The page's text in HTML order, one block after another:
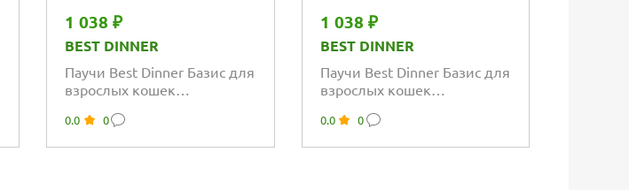
1 038 ₽
BEST DINNER
Паучи Best Dinner Базис для
взрослых кошек
кусочки в соусе с...
0.0 0
1 038 ₽
BEST DINNER
Паучи Best Dinner Базис для
взрослых кошек
кусочки в соусе с...
0.0 0